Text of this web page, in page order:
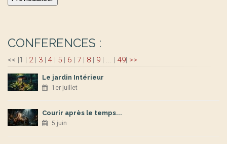
CONFERENCES :
<< |1 | 2| 3 | 4 | 5 | 6 | 7 | 8 | 9 | ... | 49| >>
Le jardin Intérieur
1er juillet
Courir après le temps...
5 juin